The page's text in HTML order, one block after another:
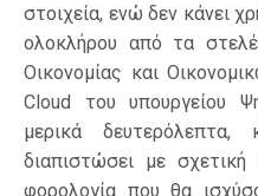
στοιχεία, ενώ δεν κάνει
ολοκλήρου από τα
Οικονομίας και
Cloud του υπουργείου
μερικά
διαπιστώσει με σχετική
φορολογία που θα